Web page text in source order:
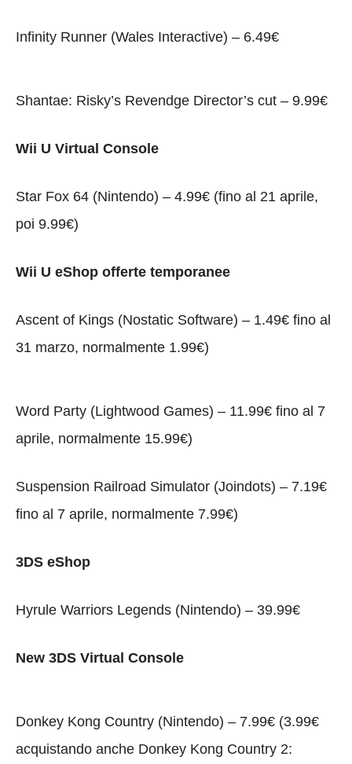
Infinity Runner (Wales Interactive) – 6.49€
Shantae: Risky’s Revendge Director’s cut – 9.99€
Wii U Virtual Console
Star Fox 64 (Nintendo) – 4.99€ (fino al 21 aprile,
poi 9.99€)
Wii U eShop offerte temporanee
Ascent of Kings (Nostatic Software) – 1.49€ fino al
31 marzo, normalmente 1.99€)
Word Party (Lightwood Games) – 11.99€ fino al 7
aprile, normalmente 15.99€)
Suspension Railroad Simulator (Joindots) – 7.19€
fino al 7 aprile, normalmente 7.99€)
3DS eShop
Hyrule Warriors Legends (Nintendo) – 39.99€
New 3DS Virtual Console
Donkey Kong Country (Nintendo) – 7.99€ (3.99€
acquistando anche Donkey Kong Country 2: